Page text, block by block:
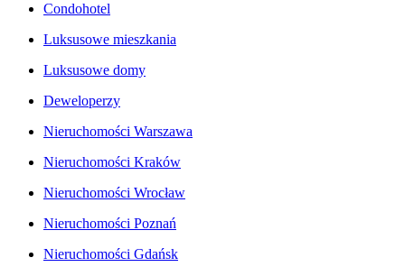
Condohotel
Luksusowe mieszkania
Luksusowe domy
Deweloperzy
Nieruchomości Warszawa
Nieruchomości Kraków
Nieruchomości Wrocław
Nieruchomości Poznań
Nieruchomości Gdańsk